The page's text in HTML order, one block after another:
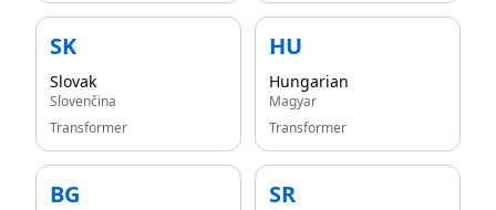
SK
Slovak
Slovenčina
Transformer
HU
Hungarian
Magyar
Transformer
BG SR